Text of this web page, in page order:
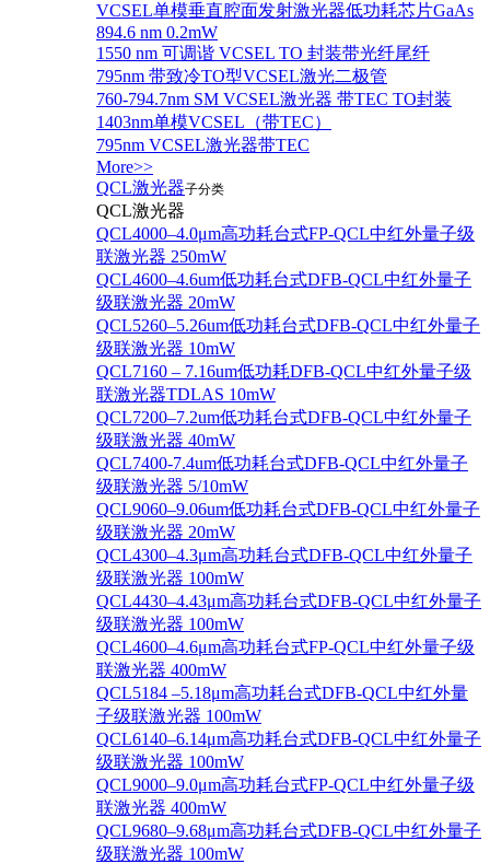
VCSEL单模垂直腔面发射激光器低功耗芯片GaAs
894.6 nm 0.2mW
1550 nm 可调谐 VCSEL TO 封装带光纤尾纤
795nm 带致冷TO型VCSEL激光二极管
760-794.7nm SM VCSEL激光器 带TEC TO封装
1403nm单模VCSEL（带TEC）
795nm VCSEL激光器带TEC
More>>
QCL激光器子分类
QCL激光器
QCL4000–4.0μm高功耗台式FP-QCL中红外量子级
联激光器 250mW
QCL4600–4.6um低功耗台式DFB-QCL中红外量子
级联激光器 20mW
QCL5260–5.26um低功耗台式DFB-QCL中红外量子
级联激光器 10mW
QCL7160 – 7.16um低功耗DFB-QCL中红外量子级
联激光器TDLAS 10mW
QCL7200–7.2um低功耗台式DFB-QCL中红外量子
级联激光器 40mW
QCL7400-7.4um低功耗台式DFB-QCL中红外量子
级联激光器 5/10mW
QCL9060–9.06um低功耗台式DFB-QCL中红外量子
级联激光器 20mW
QCL4300–4.3μm高功耗台式DFB-QCL中红外量子
级联激光器 100mW
QCL4430–4.43μm高功耗台式DFB-QCL中红外量子
级联激光器 100mW
QCL4600–4.6μm高功耗台式FP-QCL中红外量子级
联激光器 400mW
QCL5184 –5.18μm高功耗台式DFB-QCL中红外量
子级联激光器 100mW
QCL6140–6.14μm高功耗台式DFB-QCL中红外量子
级联激光器 100mW
QCL9000–9.0μm高功耗台式FP-QCL中红外量子级
联激光器 400mW
QCL9680–9.68μm高功耗台式DFB-QCL中红外量子
级联激光器 100mW